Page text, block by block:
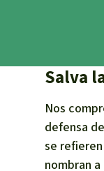
Salva
Nos
defensa
se
nombran